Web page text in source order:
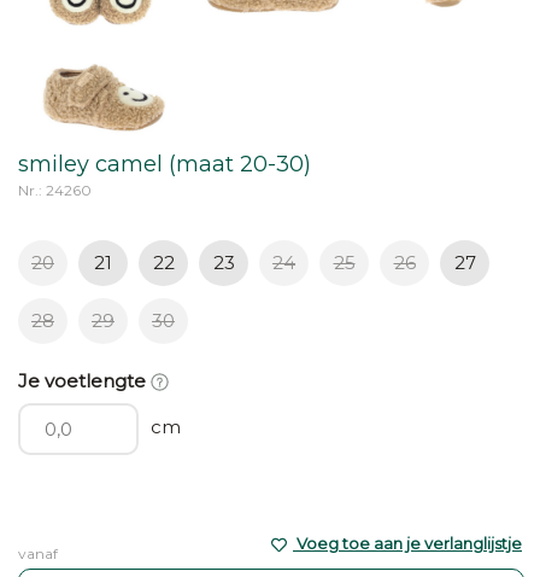
smiley camel (maat 20-30)
Nr.: 24260
20 21 22 23 24 25 26 27
28 29 30
Je voetlengte
cm
vanaf
Voeg toe aan je verlanglijstje